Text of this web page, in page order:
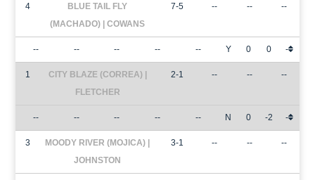
4
BLUE TAIL FLY
(MACHADO) | COWANS
7-5 -- -- --
-- -- -- -- -- Y 0 0 -
1
CITY BLAZE (CORREA) |
FLETCHER
2-1 -- -- --
-- -- -- -- -- N 0 -2 -
3
MOODY RIVER (MOJICA) |
JOHNSTON
3-1 -- -- --